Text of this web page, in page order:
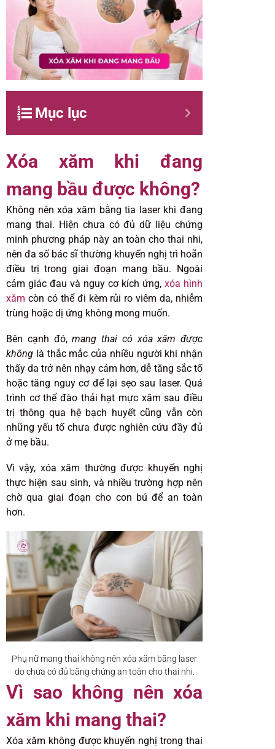
Mục lục
Xóa xăm khi đang
mang bầu được không?
Không nên xóa xăm bằng tia laser khi đang
mang thai. Hiện chưa có đủ dữ liệu chứng
minh phương pháp này an toàn cho thai nhi,
nên đa số bác sĩ thường khuyến nghị trì hoãn
điều trị trong giai đoạn mang bầu. Ngoài
cảm giác đau và nguy cơ kích ứng, xóa hình
xăm còn có thể đi kèm rủi ro viêm da, nhiễm
trùng hoặc dị ứng không mong muốn.
Bên cạnh đó,mang thai có xóa xăm được
không là thắc mắc của nhiều người khi nhận
thấy da trở nên nhạy cảm hơn, dễ tăng sắc tố
hoặc tăng nguy cơ để lại sẹo sau laser. Quá
trình cơ thể đào thải hạt mực xăm sau điều
trị thông qua hệ bạch huyết cũng vẫn còn
những yếu tố chưa được nghiên cứu đầy đủ
ở mẹ bầu.
Vì vậy, xóa xăm thường được khuyến nghị
thực hiện sau sinh, và nhiều trường hợp nên
chờ qua giai đoạn cho con bú để an toàn
hơn.
Phụ nữ mang thai không nên xóa xăm bằng laser
do chưa có đủ bằng chứng an toàn cho thai nhi.
Vì sao không nên xóa
xăm khi mang thai?
Xóa xăm không được khuyến nghị trong thai